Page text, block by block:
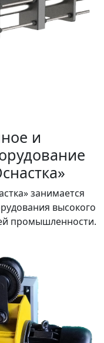
и
занимается
высокого
промышленности.